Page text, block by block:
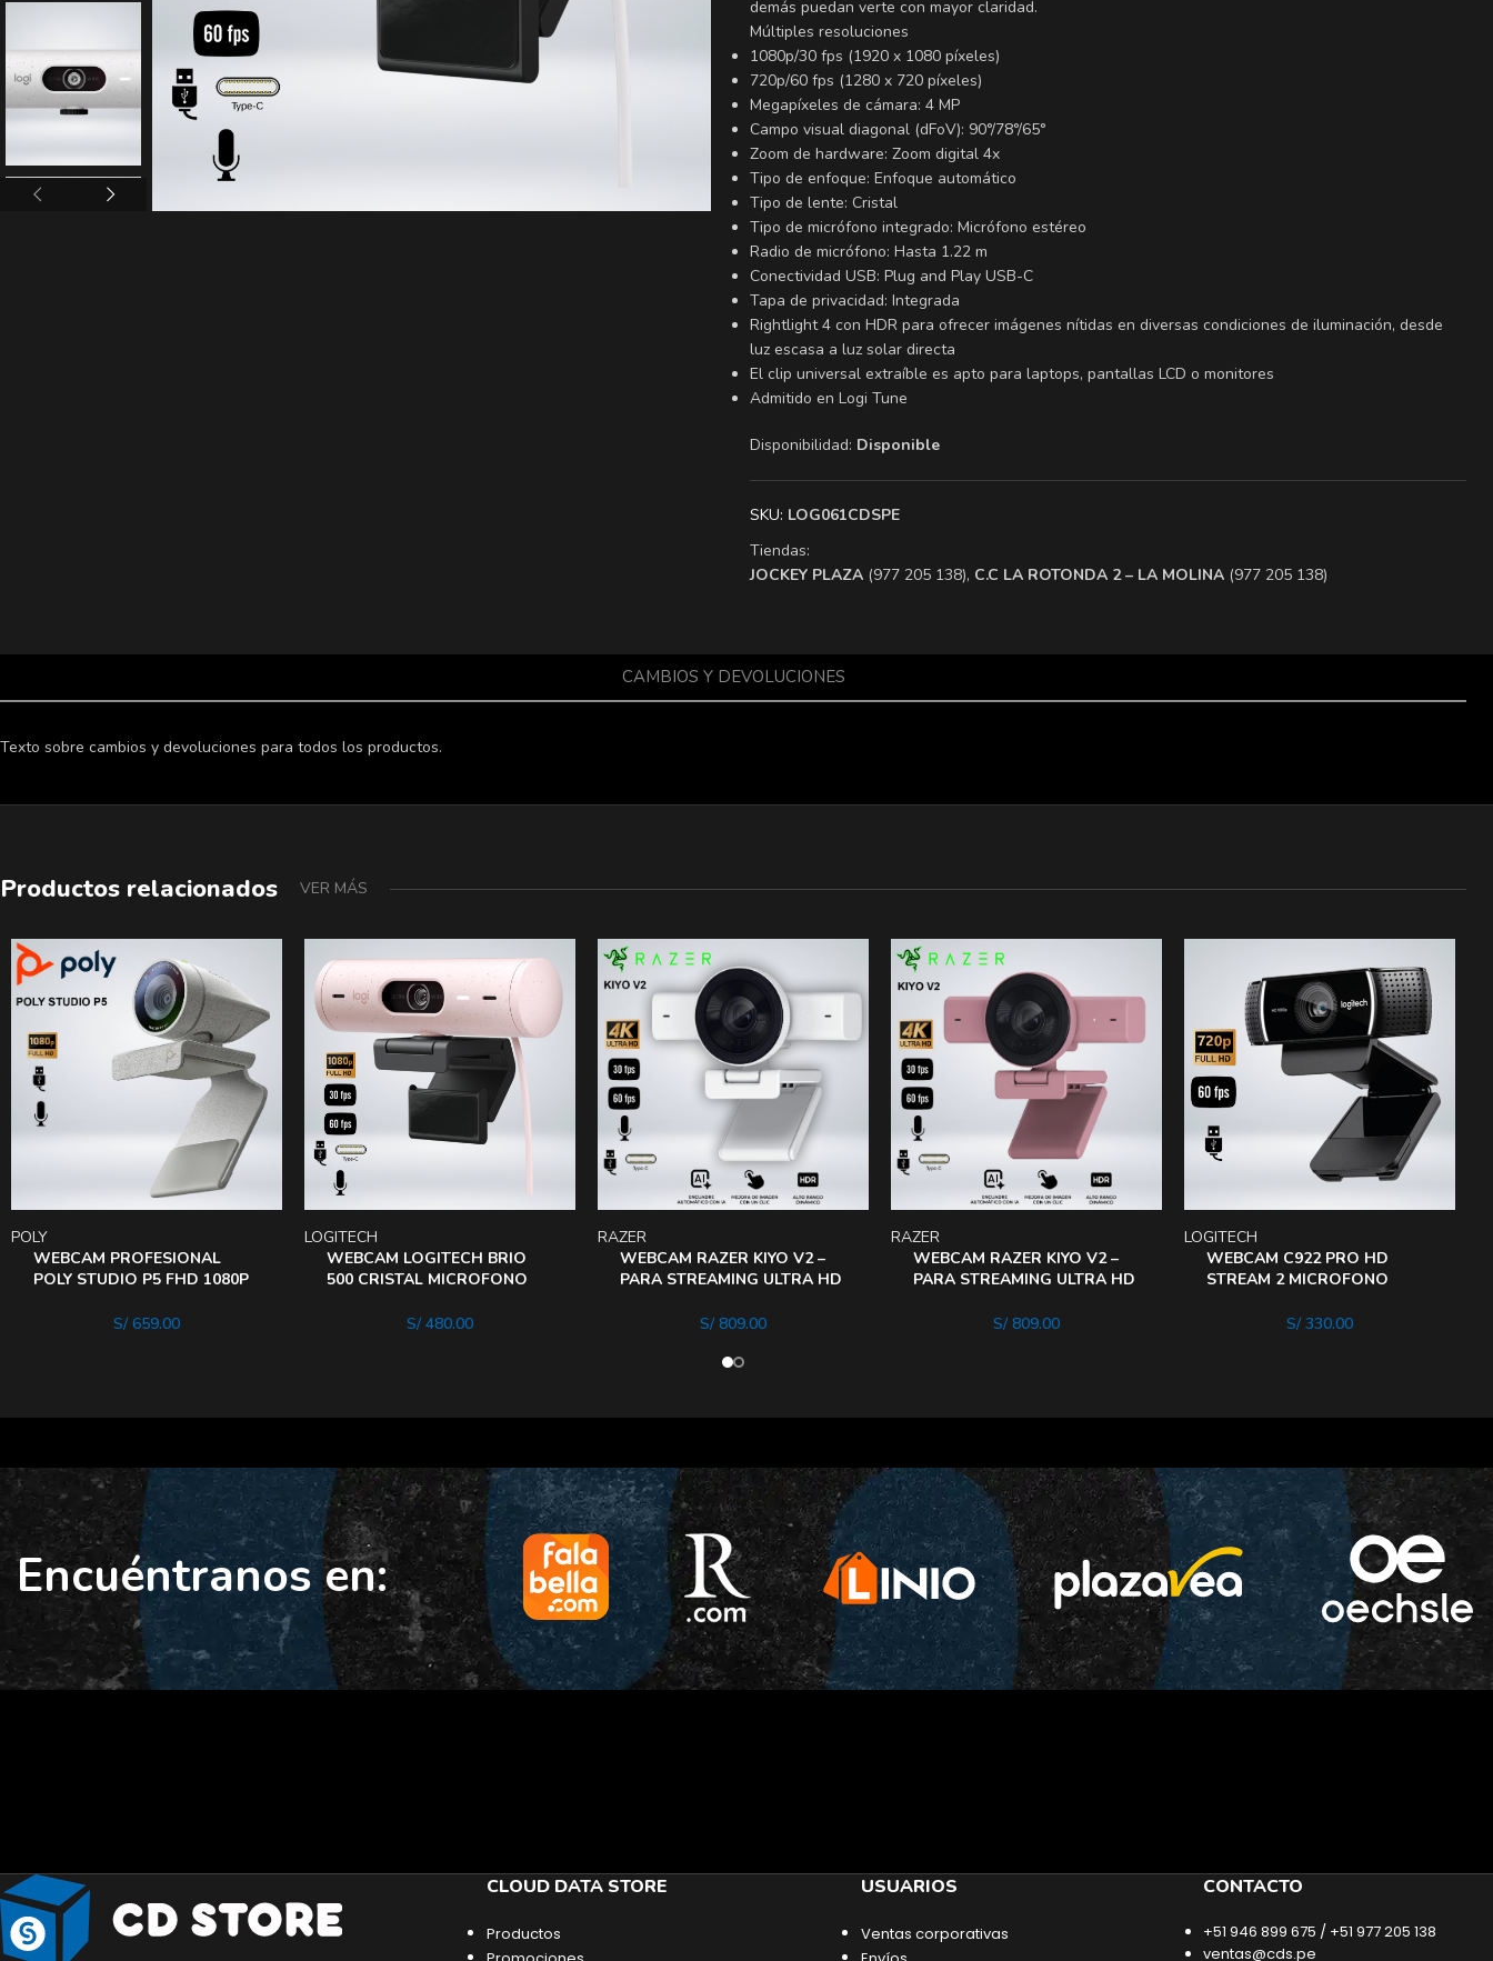
demás puedan verte con mayor claridad.
Múltiples resoluciones
1080p/30 fps (1920 x 1080 píxeles)
720p/60 fps (1280 x 720 píxeles)
Megapíxeles de cámara: 4 MP
Campo visual diagonal (dFoV): 90°/78°/65°
Zoom de hardware: Zoom digital 4x
Tipo de enfoque: Enfoque automático
Tipo de lente: Cristal
Tipo de micrófono integrado: Micrófono estéreo
Radio de micrófono: Hasta 1.22 m
Conectividad USB: Plug and Play USB-C
Tapa de privacidad: Integrada
Rightlight 4 con HDR para ofrecer imágenes nítidas en diversas condiciones de iluminación, desde
luz escasa a luz solar directa
El clip universal extraíble es apto para laptops, pantallas LCD o monitores
Admitido en Logi Tune
Disponibilidad: Disponible
SKU: LOG061CDSPE
Tiendas:
​JOCKEY PLAZA (977 205 138), ​C.C LA ROTONDA 2 – LA MOLINA (977 205 138)
CAMBIOS Y DEVOLUCIONES
Texto sobre cambios y devoluciones para todos los productos.
Productos relacionados VER MÁS
WEBCAM PROFESIONAL
POLY STUDIO P5 FHD 1080P
POLY
S/659.00
WEBCAM LOGITECH BRIO
500 CRISTAL MICROFONO
LOGITECH
S/480.00
WEBCAM RAZER KIYO V2 –
PARA STREAMING ULTRA HD
RAZER
S/809.00
WEBCAM RAZER KIYO V2 –
PARA STREAMING ULTRA HD
RAZER
S/809.00
WEBCAM C922 PRO HD
STREAM 2 MICROFONO
LOGITECH
S/330.00
Encuéntranos en:
CLOUD DATA STORE
Productos
USUARIOS
Ventas corporativas
CONTACTO
+51 946 899 675 / +51 977 205 138
ventas@cds.pe